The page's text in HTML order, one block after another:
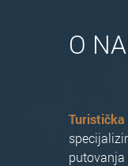
O
Turistička
putovanja